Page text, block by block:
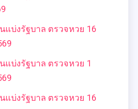
แบ่งรัฐบาล ตรวจหวย 16
แบ่งรัฐบาล ตรวจหวย 1
แบ่งรัฐบาล ตรวจหวย 16